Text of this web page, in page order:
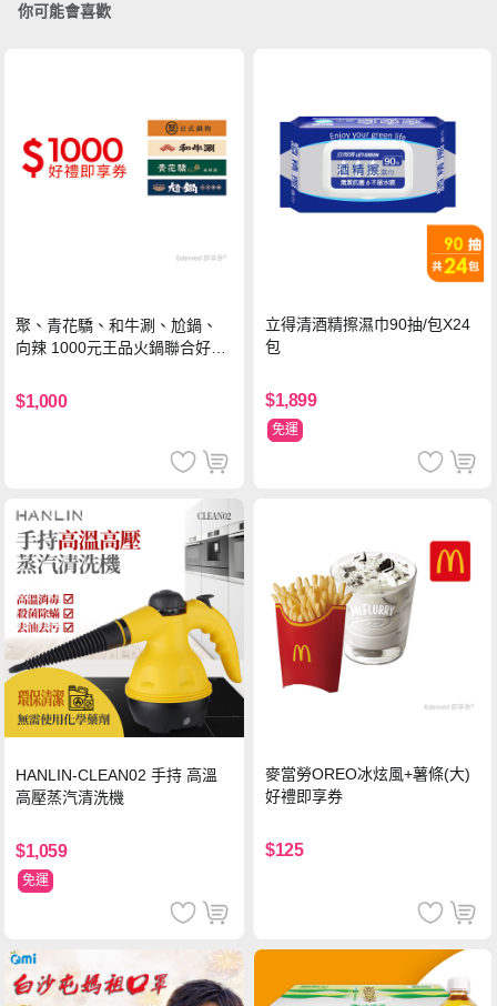
你可能會喜歡
聚、青花驕、和牛涮、尬鍋、
向辣 1000元王品火鍋聯合好禮
$1,000
立得清酒精擦濕巾90抽/包X24
包
$1,899
免運
HANLIN-CLEAN02 手持 高溫
高壓蒸汽清洗機
$1,059
免運
麥當勞OREO冰炫風+薯條(大)
好禮即享券
$125